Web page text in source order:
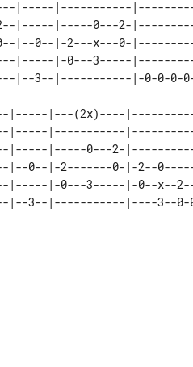
|-----|-----------
|-----|-----0---2-
|--0--|-2---x---0-
|-----|-0---3-----
|-----|---(2x)----
|-----|-----------
|-----|-----0---2-
|--0--|-2-------0-|-2--
|-----|-0---3-----|-0--x--
3--|-----------|----3--0-